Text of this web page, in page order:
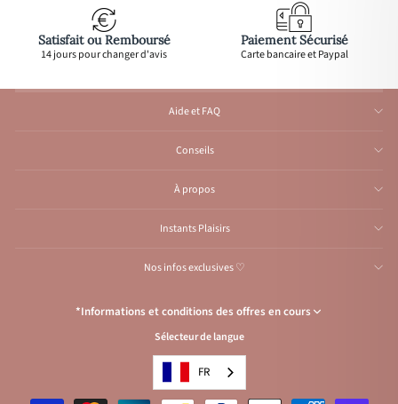
Satisfait ou Remboursé
14 jours pour changer d'avis
Paiement Sécurisé
Carte bancaire et Paypal
Aide et FAQ
Conseils
À propos
Instants Plaisirs
Nos infos exclusives ♡
*Informations et conditions des offres en cours
Congés de l’Atelier du 1er au 23 août inclus: Aucune expédition et
traitement d'e-mail durant cette période, reprise
: Livraison offerte avec le code
envois vers la France en lettre suivie ou point relais et pour la Belgique,
Sélecteur de langue
FR